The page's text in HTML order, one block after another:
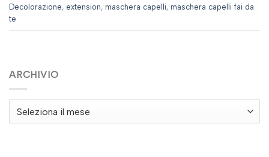
ARCHIVIO
Decolorazione, extension, maschera capelli, maschera capelli fai da
te